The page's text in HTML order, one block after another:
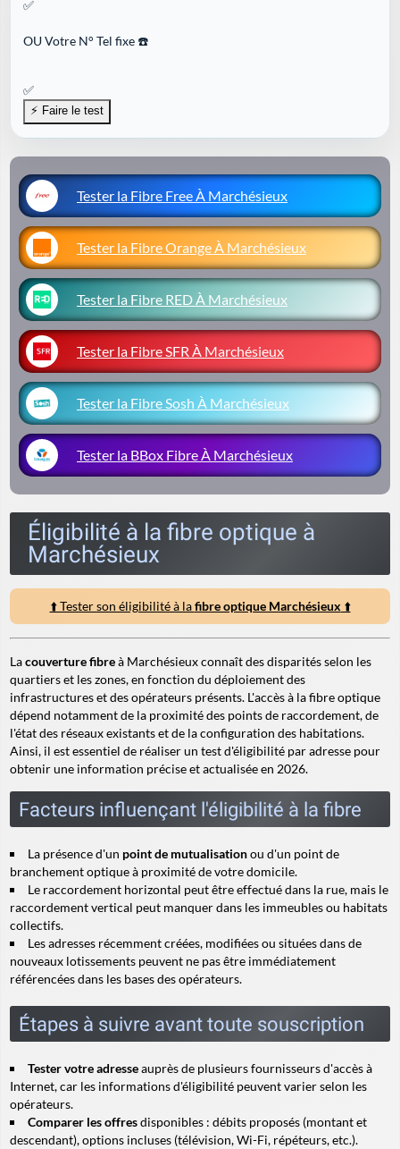
✅
OUVotre N° Tel fixe ☎️
✅
Tester la Fibre Free À Marchésieux
Tester la Fibre Orange À Marchésieux
Tester la Fibre RED À Marchésieux
Tester la Fibre SFR À Marchésieux
Tester la Fibre Sosh À Marchésieux
Tester la BBox Fibre À Marchésieux
Éligibilité à la fibre optique à
Marchésieux
⬆️ Tester son éligibilité à lafibre optique Marchésieux ⬆️
Lacouverture fibreà Marchésieux connaît des disparités selon les
quartiers et les zones, en fonction du déploiement des
infrastructures et des opérateurs présents. L'accès à la fibre optique
dépend notamment de la proximité des points de raccordement, de
l'état des réseaux existants et de la configuration des habitations.
Ainsi, il est essentiel de réaliser un test d'éligibilité par adresse pour
obtenir une information précise et actualisée en 2026.
Facteurs influençant l'éligibilité à la fibre
La présence d'un point de mutualisationou d'un point de
branchement optique à proximité de votre domicile.
Le raccordement horizontal peut être effectué dans la rue, mais le
raccordement vertical peut manquer dans les immeubles ou habitats
collectifs.
Les adresses récemment créées, modifiées ou situées dans de
nouveaux lotissements peuvent ne pas être immédiatement
référencées dans les bases des opérateurs.
Étapes à suivre avant toute souscription
Tester votre adresseauprès de plusieurs fournisseurs d'accès à
Internet, car les informations d'éligibilité peuvent varier selon les
opérateurs.
Comparer les offresdisponibles : débits proposés (montant et
descendant), options incluses (télévision, Wi-Fi, répéteurs, etc.).